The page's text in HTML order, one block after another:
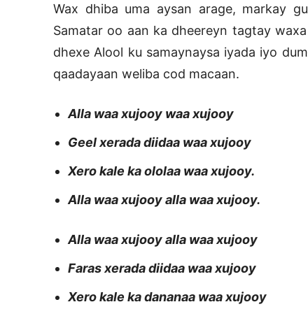
Wax dhiba uma aysan arage, markay
Samatar oo aan ka dheereyn tagtay
dhexe Alool ku samaynaysa iyada iyo
qaadayaan weliba cod macaan.
Alla waa xujooy waa xujooy
Geel xerada diidaa waa xujooy
Xero kale ka ololaa waa xujooy.
Alla waa xujooy alla waa xujooy.
Alla waa xujooy alla waa xujooy
Faras xerada diidaa waa xujooy
Xero kale ka dananaa waa xujooy